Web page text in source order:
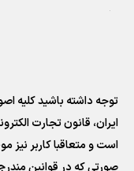
توجه داشته باشید کلیه
ایران، قانون تجارت
است و متعاقبا کاربر نیز
صورتی که در قوانین